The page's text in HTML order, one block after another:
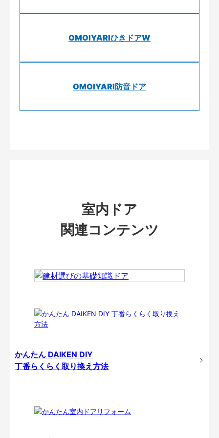
OMOIYARIひきドアW
OMOIYARI防音ドア
室内ドア
関連コンテンツ
かんたん DAIKEN DIY
丁番らくらく取り換え方法